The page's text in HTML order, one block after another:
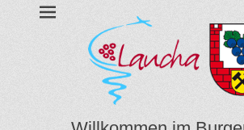
Gymnasium des Burgenlandkreises /